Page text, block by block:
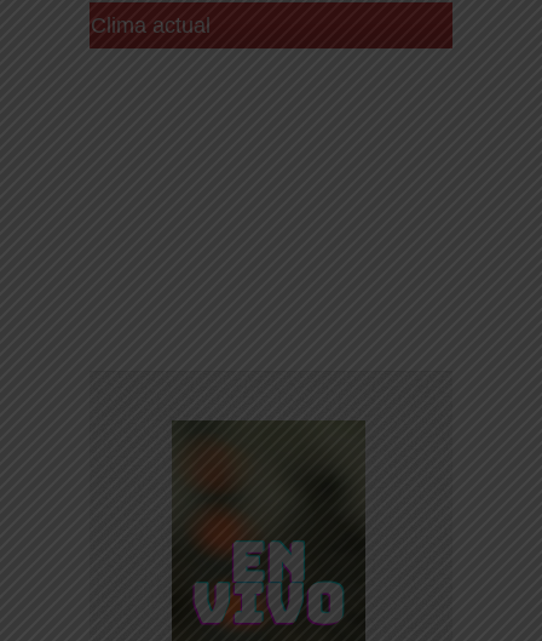
Clima actual